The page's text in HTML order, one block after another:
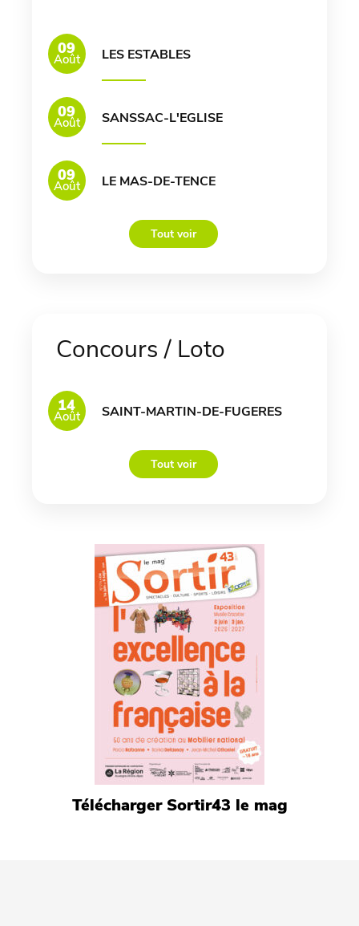
09
Août LES ESTABLES
09
Août SANSSAC-L'EGLISE
09
Août LE MAS-DE-TENCE
Tout voir
Concours / Loto
14
Août SAINT-MARTIN-DE-FUGERES
Tout voir
Télécharger Sortir43 le mag